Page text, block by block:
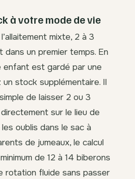
à votre mode de vie
mixte, 2 à 3
un premier temps. En
enfant est gardé par une
stock supplémentaire. Il
de laisser 2 ou 3
sur le lieu de
oublis dans le sac à
de jumeaux, le calcul
de 12 à 14 biberons
rotation fluide sans passer